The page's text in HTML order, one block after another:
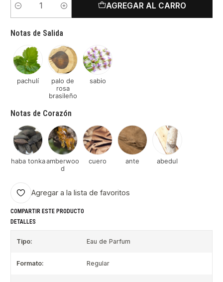
Cantidad
AGREGAR AL CARRO
Notas de Salida
pachulí
palo de
rosa
brasileño
sabio
Notas de Corazón
haba tonkaamberwoo
d
cuero ante abedul
Agregar a la lista de favoritos
COMPARTIR ESTE PRODUCTO
DETALLES
Tipo: Eau de Parfum
Formato: Regular